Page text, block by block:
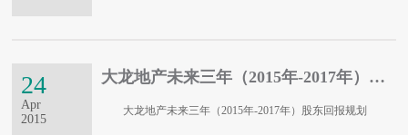
24
Apr
2015
大龙地产未来三年（2015年-2017年）股东回报规划
大龙地产未来三年（2015年-2017年）股东回报规划